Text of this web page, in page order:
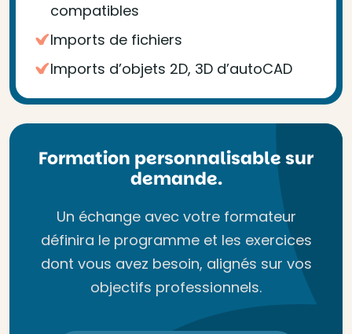
compatibles
Imports de fichiers
Imports d’objets 2D, 3D d’autoCAD
Formation personnalisable sur
demande.
Un échange avec votre formateur
définira le programme et les exercices
dont vous avez besoin, alignés sur vos
objectifs professionnels.